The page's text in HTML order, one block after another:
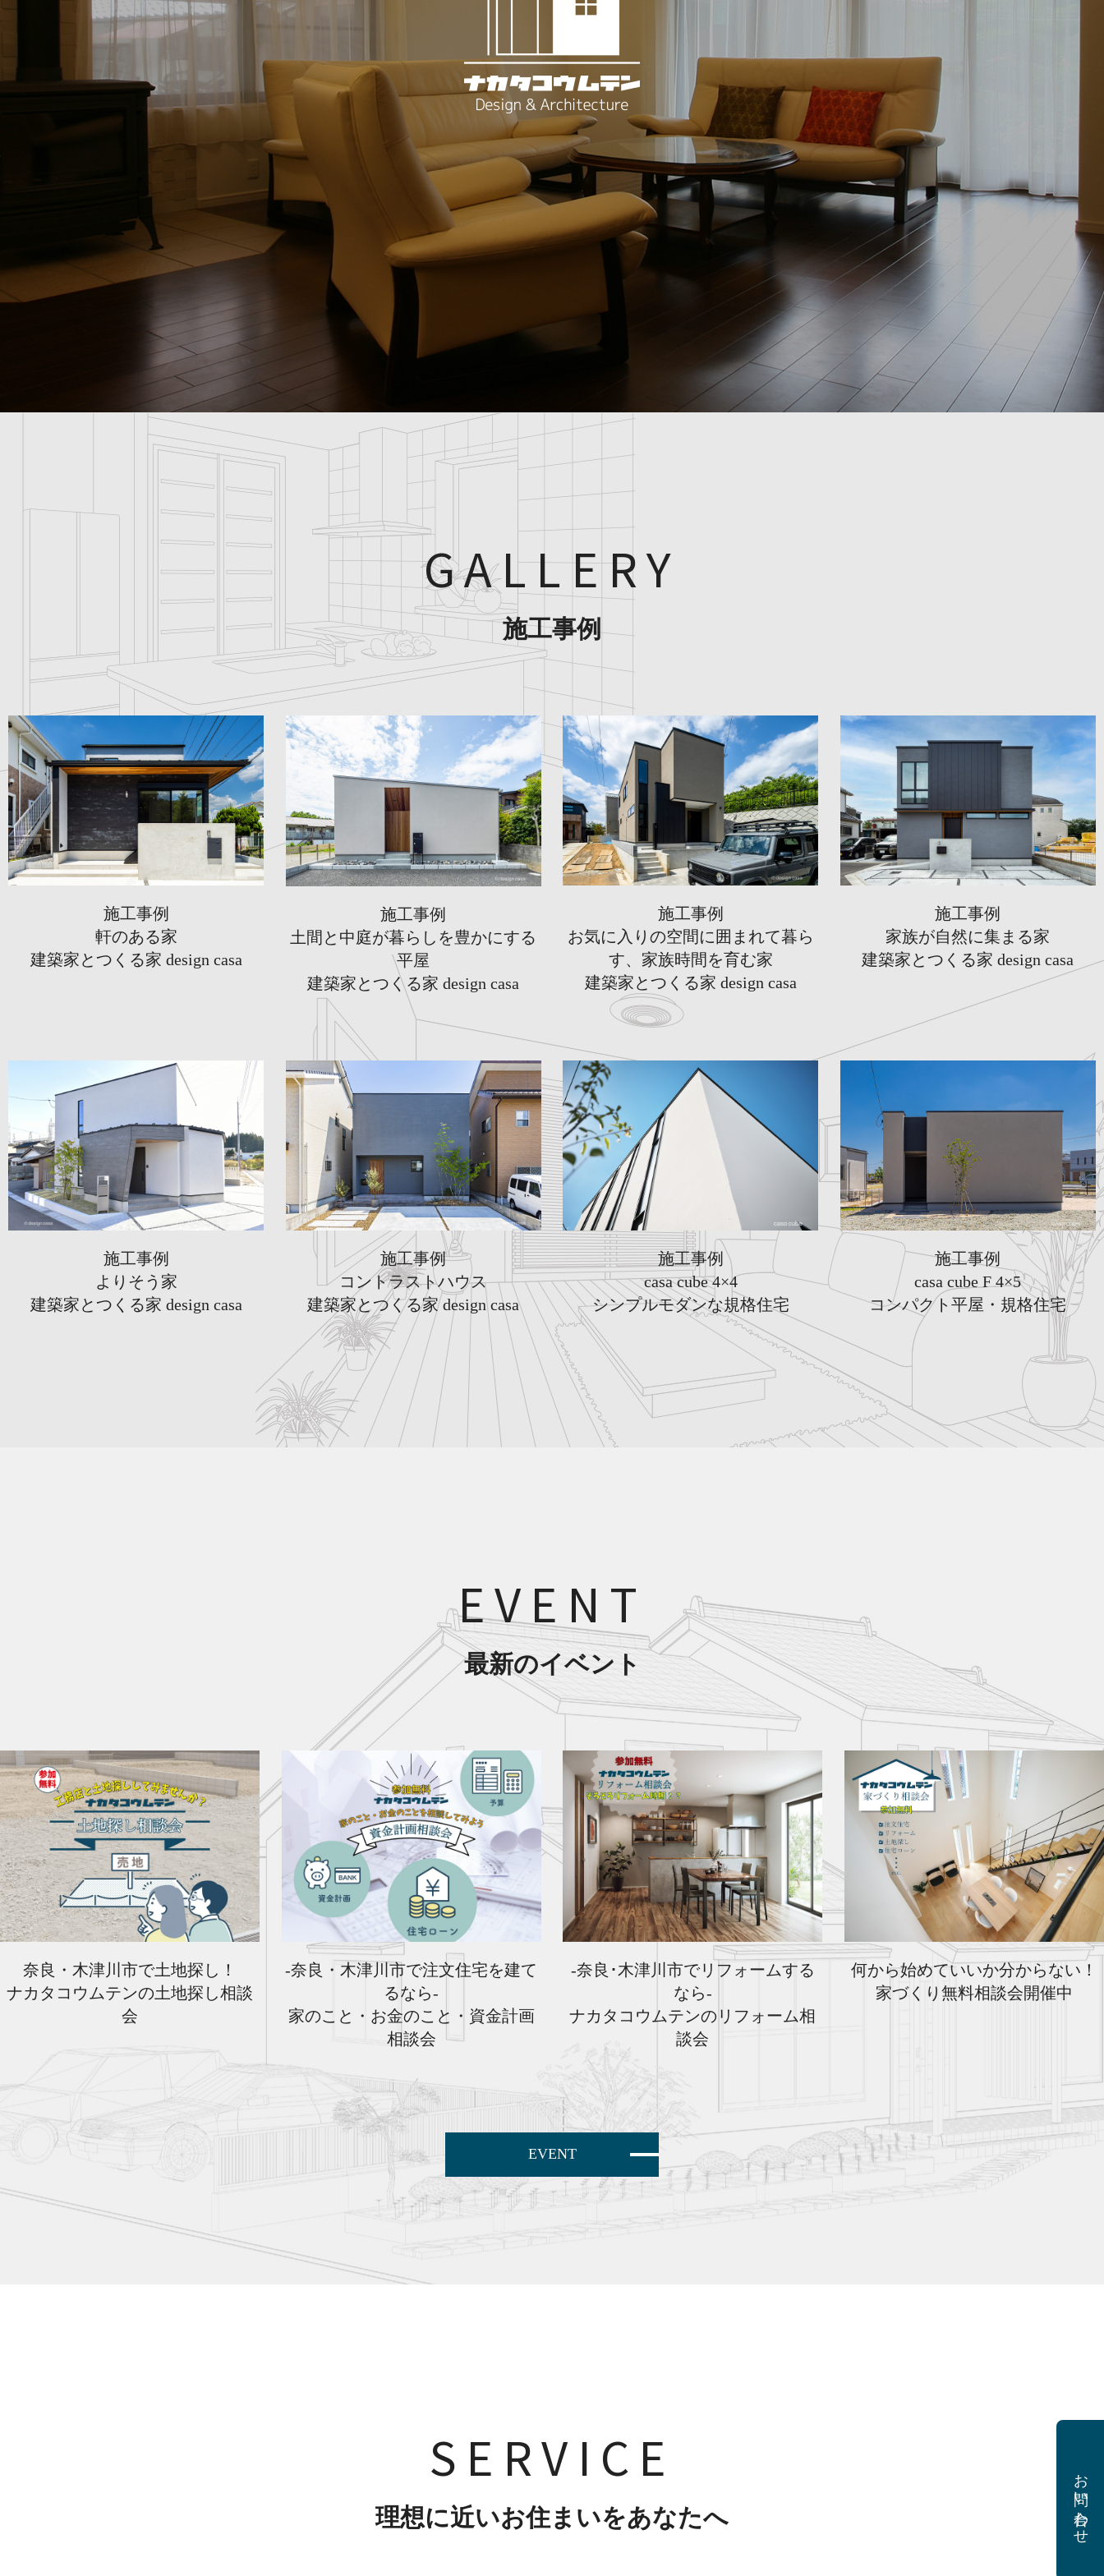
GALLERY
施工事例
施工事例
軒のある家
建築家とつくる家 design casa
施工事例
土間と中庭が暮らしを豊かにする
平屋
建築家とつくる家 design casa
施工事例
お気に入りの空間に囲まれて暮ら
す、家族時間を育む家
建築家とつくる家 design casa
施工事例
家族が自然に集まる家
建築家とつくる家 design casa
施工事例
よりそう家
建築家とつくる家 design casa
施工事例
コントラストハウス
建築家とつくる家 design casa
施工事例
casa cube 4×4
シンプルモダンな規格住宅
施工事例
casa cube F 4×5
コンパクト平屋・規格住宅
EVENT
最新のイベント
奈良・木津川市で土地探し！
ナカタコウムテンの土地探し相談
会
-奈良・木津川市で注文住宅を建て
るなら-
家のこと・お金のこと・資金計画
相談会
-奈良･木津川市でリフォームする
なら-
ナカタコウムテンのリフォーム相
談会
何から始めていいか分からない！
家づくり無料相談会開催中
EVENT
SERVICE
理想に近いお住まいをあなたへ お問い合わせ